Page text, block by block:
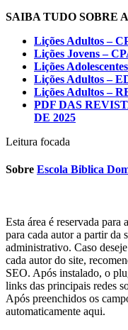
SAIBA TUDO SOBRE A
Lições Adultos –
Lições Jovens –
Lições
Lições Adultos –
Lições Adultos –
PDF DAS
DE 2025
Leitura focada
Sobre Escola Biblica
Esta área é reservada
para cada autor a partir da
administrativo. Caso
cada autor do site,
SEO. Após instalado, o
links das principais redes
Após preenchidos os
automaticamente aqui.